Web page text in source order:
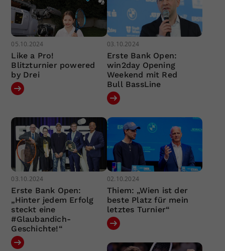
05.10.2024
Like a Pro!
Blitzturnier powered
by Drei
03.10.2024
Erste Bank Open:
win2day Opening
Weekend mit Red
Bull BassLine
03.10.2024
Erste Bank Open:
„Hinter jedem Erfolg
steckt eine
#Glaubandich-
Geschichte!“
02.10.2024
Thiem: „Wien ist der
beste Platz für mein
letztes Turnier“